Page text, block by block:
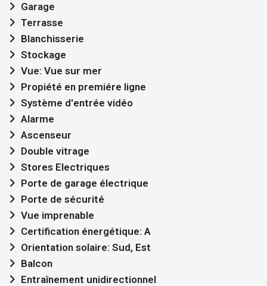
Garage
Terrasse
Blanchisserie
Stockage
Vue: Vue sur mer
Propiété en premiére ligne
Système d'entrée vidéo
Alarme
Ascenseur
Double vitrage
Stores Electriques
Porte de garage électrique
Porte de sécurité
Vue imprenable
Certification énergétique: A
Orientation solaire: Sud, Est
Balcon
Entraînement unidirectionnel